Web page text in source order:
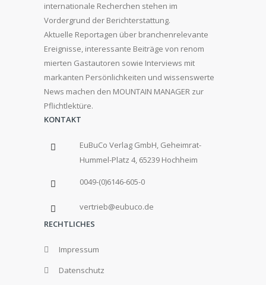
internationale Recherchen stehen im
Vordergrund der Berichterstattung.
Aktuelle Reportagen über branchenrelevante
Ereignisse, interessante Beiträge von renom
mierten Gastautoren sowie Interviews mit
markanten Persönlichkeiten und wissenswerte
News machen den MOUNTAIN MANAGER zur
Pflichtlektüre.
KONTAKT
EuBuCo Verlag GmbH, Geheimrat-
Hummel-Platz 4, 65239 Hochheim
0049-(0)6146-605-0
vertrieb@eubuco.de
RECHTLICHES
Impressum
Datenschutz